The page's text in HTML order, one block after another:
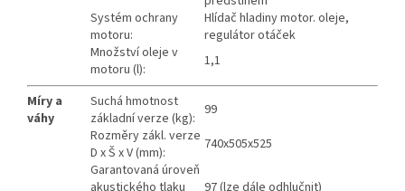
Systém ochrany
motoru:
Hlídač hladiny motor. oleje,
regulátor otáček
Množství oleje v
motoru (l):
1,1
Míry a
váhy
Suchá hmotnost
základní verze (kg): 99
Rozměry zákl. verze
D x Š x V (mm):
740x505x525
Garantovaná úroveň